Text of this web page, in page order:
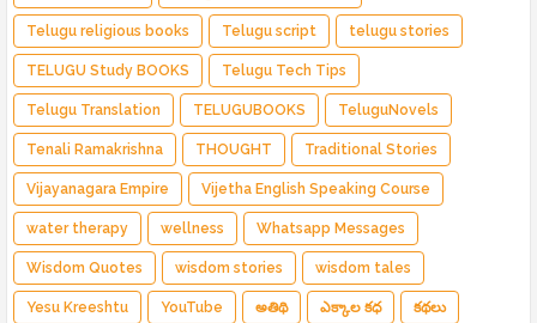
Telugu religious books Telugu script telugu stories
TELUGU Study BOOKS Telugu Tech Tips
Telugu Translation TELUGUBOOKS TeluguNovels
Tenali Ramakrishna THOUGHT Traditional Stories
Vijayanagara Empire Vijetha English Speaking Course
water therapy wellness Whatsapp Messages
Wisdom Quotes wisdom stories wisdom tales
Yesu Kreeshtu YouTube అతిథి ఎక్కాల కధ కథలు